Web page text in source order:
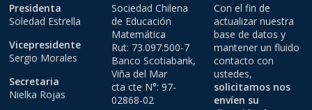
Presidenta
Soledad Estrella
Vicepresidente
Sergio Morales
Secretaria
Nielka Rojas
Sociedad Chilena
de Educación
Matemática
Rut: 73.097.500-7
Banco Scotiabank,
Viña del Mar
cta cte N°: 97-
02868-02
Con el fin de
actualizar nuestra
base de datos y
mantener un fluido
contacto con
ustedes,
solicitamos nos
envíen su